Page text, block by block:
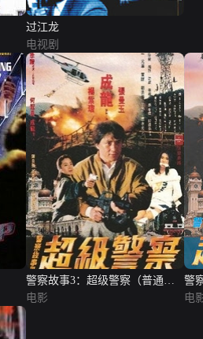
过江龙
电视剧
警察故事3：超级警察（普通话
版）
电影
警
版
电